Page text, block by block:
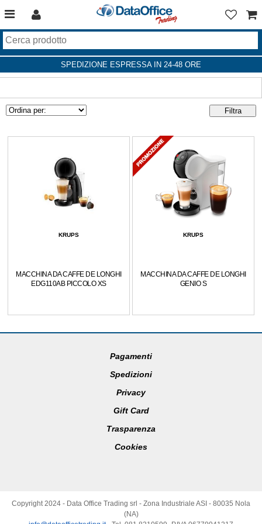
SPEDIZIONE ESPRESSA IN 24-48 ORE
KRUPS
MACCHINA DA CAFFE DE LONGHI
EDG110AB PICCOLO XS
KRUPS
MACCHINA DA CAFFE DE LONGHI
GENIO S
Pagamenti
Spedizioni
Privacy
Gift Card
Trasparenza
Cookies
Copyright 2024 - Data Office Trading srl - Zona Industriale ASI - 80035 Nola
(NA)